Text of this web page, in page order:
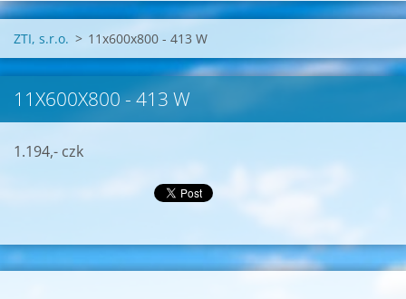
ZTI, s.r.o. > 11x600x800 - 413 W
11X600X800 - 413 W
1.194,- czk